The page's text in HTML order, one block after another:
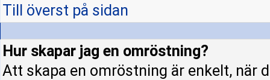
Till överst på sidan
Hur skapar jag en omröstning?
Att skapa en omröstning är enkelt, när